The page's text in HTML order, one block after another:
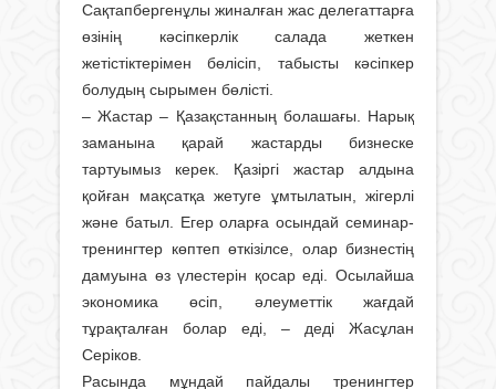
Сақтапбергенұлы жиналған жас делегаттарға
өзінің кәсіпкерлік салада жеткен
жетістіктерімен бөлісіп, табысты кәсіпкер
болудың сырымен бөлісті.
– Жастар – Қазақстанның болашағы. Нарық
заманына қарай жастарды бизнеске
тартуымыз керек. Қазіргі жастар алдына
қойған мақсатқа жетуге ұмтылатын, жігерлі
және батыл. Егер оларға осындай семинар-
тренингтер көптеп өткізілсе, олар бизнестің
дамуына өз үлестерін қосар еді. Осылайша
экономика өсіп, әлеуметтік жағдай
тұрақталған болар еді, – деді Жасұлан
Серіков.
Расында мұндай пайдалы тренингтер